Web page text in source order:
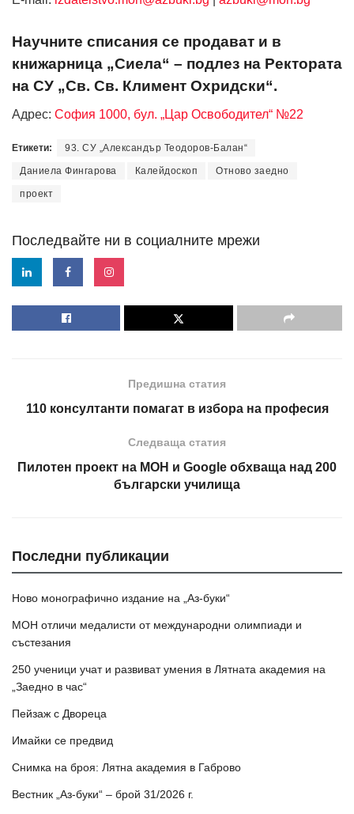
Научните списания се продават и в
книжарница „Сиела“ – подлез на Ректората
на СУ „Св. Св. Климент Охридски“.
Адрес: София 1000, бул. „Цар Освободител“ №22
Етикети: 93. СУ „Александър Теодоров-Балан“
Даниела Фингарова Калейдоскоп Отново заедно
проект
Последвайте ни в социалните мрежи
Предишна статия
110 консултанти помагат в избора на професия
Следваща статия
Пилотен проект на МОН и Google обхваща над 200
български училища
Последни публикации
Ново монографично издание на „Аз-буки“
МОН отличи медалисти от международни олимпиади и
състезания
250 ученици учат и развиват умения в Лятната академия на
„Заедно в час“
Пейзаж с Двореца
Имайки се предвид
Снимка на броя: Лятна академия в Габрово
Вестник „Аз-буки“ – брой 31/2026 г.